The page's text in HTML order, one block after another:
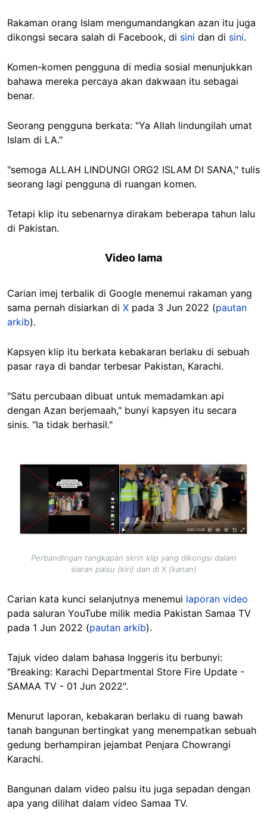
Rakaman orang Islam mengumandangkan azan itu juga
dikongsi secara salah di Facebook, di sini dan di sini.
Komen-komen pengguna di media sosial menunjukkan
bahawa mereka percaya akan dakwaan itu sebagai
benar.
Seorang pengguna berkata: "Ya Allah lindungilah umat
Islam di LA."
"semoga ALLAH LINDUNGI ORG2 ISLAM DI SANA," tulis
seorang lagi pengguna di ruangan komen.
Tetapi klip itu sebenarnya dirakam beberapa tahun lalu
di Pakistan.
Video lama
Carian imej terbalik di Google menemui rakaman yang
sama pernah disiarkan di X pada 3 Jun 2022 (pautan
arkib).
Kapsyen klip itu berkata kebakaran berlaku di sebuah
pasar raya di bandar terbesar Pakistan, Karachi.
"Satu percubaan dibuat untuk memadamkan api
dengan Azan berjemaah," bunyi kapsyen itu secara
sinis. "Ia tidak berhasil."
Image
Perbandingan tangkapan skrin klip yang dikongsi dalam
siaran palsu (kiri) dan di X (kanan)
Carian kata kunci selanjutnya menemui laporan video
pada saluran YouTube milik media Pakistan Samaa TV
pada 1 Jun 2022 (pautan arkib).
Tajuk video dalam bahasa Inggeris itu berbunyi:
"Breaking: Karachi Departmental Store Fire Update -
SAMAA TV - 01 Jun 2022".
Menurut laporan, kebakaran berlaku di ruang bawah
tanah bangunan bertingkat yang menempatkan sebuah
gedung berhampiran jejambat Penjara Chowrangi
Karachi.
Bangunan dalam video palsu itu juga sepadan dengan
apa yang dilihat dalam video Samaa TV.